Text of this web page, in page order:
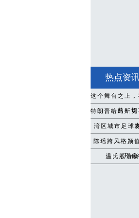
热点资
这个舞台之上
的一
特朗普给马斯
湾区城市足球
陈瑶跨风格颜
现
温氏股份